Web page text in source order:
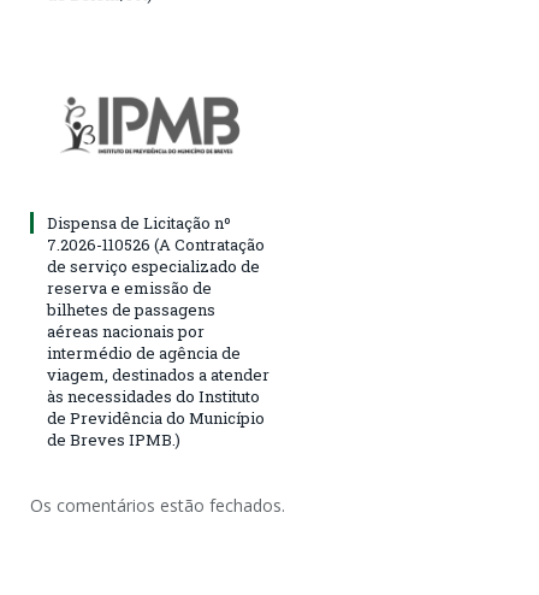
Dispensa de Licitação nº
7.2026-110526 (A Contratação
de serviço especializado de
reserva e emissão de
bilhetes de passagens
aéreas nacionais por
intermédio de agência de
viagem, destinados a atender
às necessidades do Instituto
de Previdência do Município
de Breves IPMB.)
Os comentários estão fechados.